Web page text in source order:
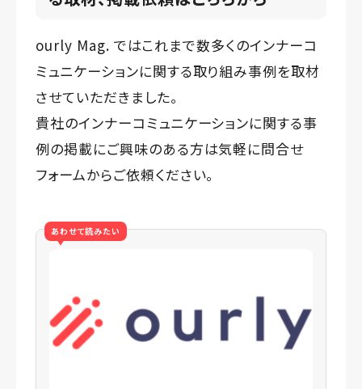
ourly Mag. ではこれまで数多くのインナーコ
ミュニケーションに関する取り組み事例を取材
させていただきました。
貴社のインナーコミュニケーションに関する事
例の掲載にご興味のある方は気軽に問合せ
フォームからご依頼ください。
あわせて読みたい